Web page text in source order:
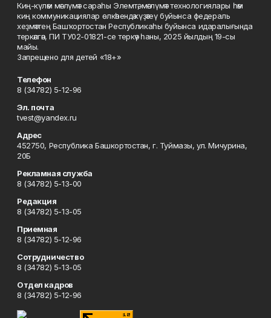
Киң-күләм мәғлүмәт сараһы Элемтә, мәғлүмәт технологиялары һәм
киң коммуникациялар өлкәһендә күҙәтеү буйынса федераль
хеҙмәттең Башҡортостан Республикаһы буйынса идаралығында
теркәлгән, ПИ ТУ02-01821-се теркәү һаны, 2025 йылдың 19-сы
майы.
Запрещено для детей «18+»
Телефон
8 (34782) 5-12-96
Эл. почта
tvest@yandex.ru
Адрес
452750, Республика Башкортостан, г. Туймазы, ул. Мичурина,
20Б
Рекламная служба
8 (34782) 5-13-00
Редакция
8 (34782) 5-13-05
Приемная
8 (34782) 5-12-96
Сотрудничество
8 (34782) 5-13-05
Отдел кадров
8 (34782) 5-12-96